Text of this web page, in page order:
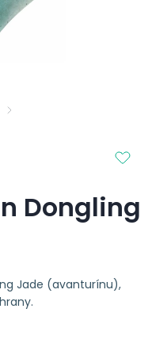
Dongling
Jade (avanturínu),